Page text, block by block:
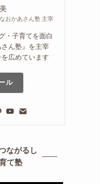
おかあさん塾 主宰
・子育てを面白
ん塾』を主宰
広めています
ル
ながるし
て塾